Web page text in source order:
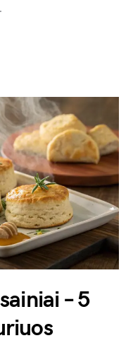
– 5